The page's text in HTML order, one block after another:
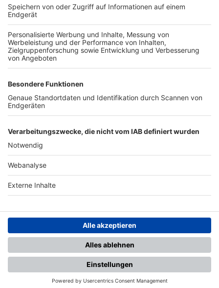
TOP-VEREINE
TOP-PARTNER
Nutzungsbedingungen Datenschutz Impressum